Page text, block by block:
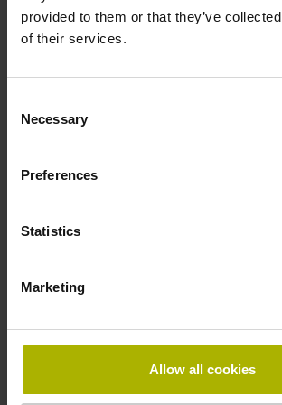
provided to them or that they’ve
of their services.
Selection
Necessary
Preferences
Statistics
Marketing
Allow all cookies
induttivi si aggiungono i
rotativi ottici ECN 1325 ed EQN
automazione, offrono
performance per la misurazione
EnDat con